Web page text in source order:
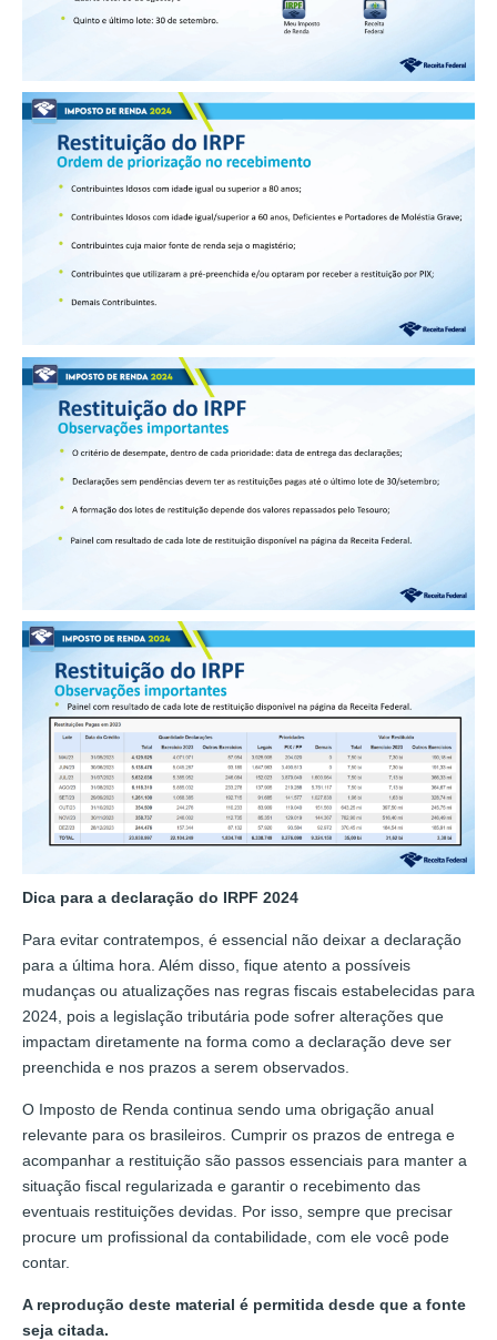
Dica para a declaração do IRPF 2024
Para evitar contratempos, é essencial não deixar a declaração
para a última hora. Além disso, fique atento a possíveis
mudanças ou atualizações nas regras fiscais estabelecidas para
2024, pois a legislação tributária pode sofrer alterações que
impactam diretamente na forma como a declaração deve ser
preenchida e nos prazos a serem observados.
O Imposto de Renda continua sendo uma obrigação anual
relevante para os brasileiros. Cumprir os prazos de entrega e
acompanhar a restituição são passos essenciais para manter a
situação fiscal regularizada e garantir o recebimento das
eventuais restituições devidas. Por isso, sempre que precisar
procure um profissional da contabilidade, com ele você pode
contar.
A reprodução deste material é permitida desde que a fonte
seja citada.